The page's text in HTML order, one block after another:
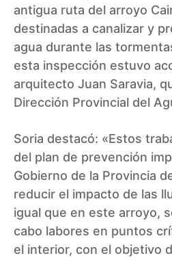
antigua ruta del arroyo
destinadas a canalizar y
agua durante las
esta inspección estuvo
arquitecto Juan Saravia,
Dirección Provincial del
Soria destacó: «Estos
del plan de prevención
Gobierno de la Provincia
reducir el impacto de las
igual que en este arroyo,
cabo labores en puntos
el interior, con el objetivo